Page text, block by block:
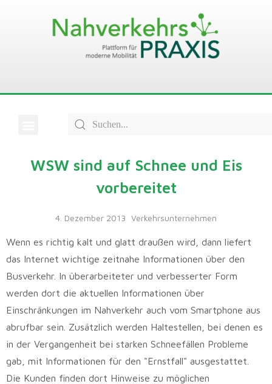
WSW sind auf Schnee und Eis
vorbereitet
4. Dezember 2013 Verkehrsunternehmen
Wenn es richtig kalt und glatt draußen wird, dann liefert
das Internet wichtige zeitnahe Informationen über den
Busverkehr. In überarbeiteter und verbesserter Form
werden dort die aktuellen Informationen über
Einschränkungen im Nahverkehr auch vom Smartphone aus
abrufbar sein. Zusätzlich werden Haltestellen, bei denen es
in der Vergangenheit bei starken Schneefällen Probleme
gab, mit Informationen für den "Ernstfall" ausgestattet.
Die Kunden finden dort Hinweise zu möglichen